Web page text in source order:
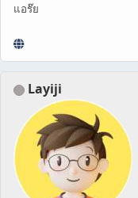
แอร๊ย
Layiji